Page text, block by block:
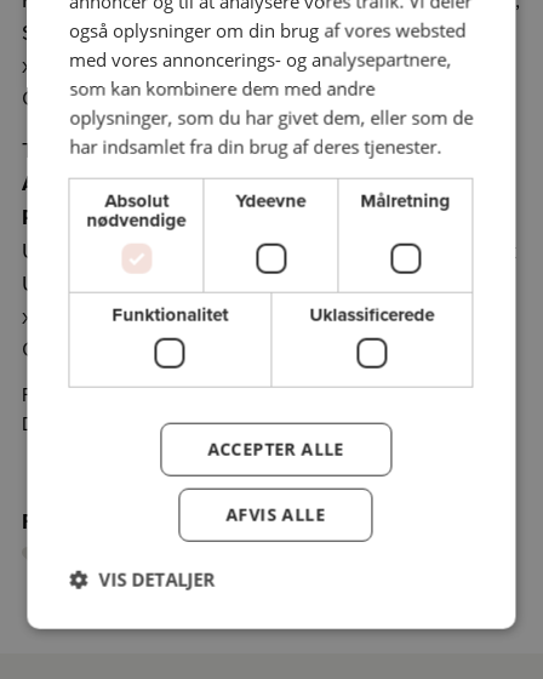
Syddansk Universitet
xxxGAMMEL lokale U175, Moseskovvej 65, 5230,
Odense M
Torsdag 5/3/26 kl. 19.00 - kl. 20.45
At være anderledes – mindretalsbeskyttelse i
Rigsfællesskabet
Ulrike Fleth-Barten, lektor, Juridisk Institut, Syddansk
Universitet
xxx GAMMEL lokale U174, Moseskovvej 65, 5230,
Odense M
FORELÆSNINGEN ER FLYTTET FRA DEN 12/2 TIL DAGS
DATO, OG TIL LOKALE U174
Føj holdet til favoritter
også oplysninger om din brug af vores websted
med vores annoncerings- og analysepartnere,
som kan kombinere dem med andre
oplysninger, som du har givet dem, eller som de
har indsamlet fra din brug af deres tjenester.
Absolut
nødvendige
Ydeevne Målretning
Funktionalitet Uklassificerede
ACCEPTER ALLE
AFVIS ALLE
VIS DETALJER